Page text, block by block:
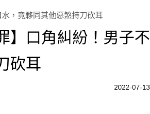
，竟夥同其他惡煞持刀砍耳
】口角糾紛！男子不
砍耳
2022-07-13